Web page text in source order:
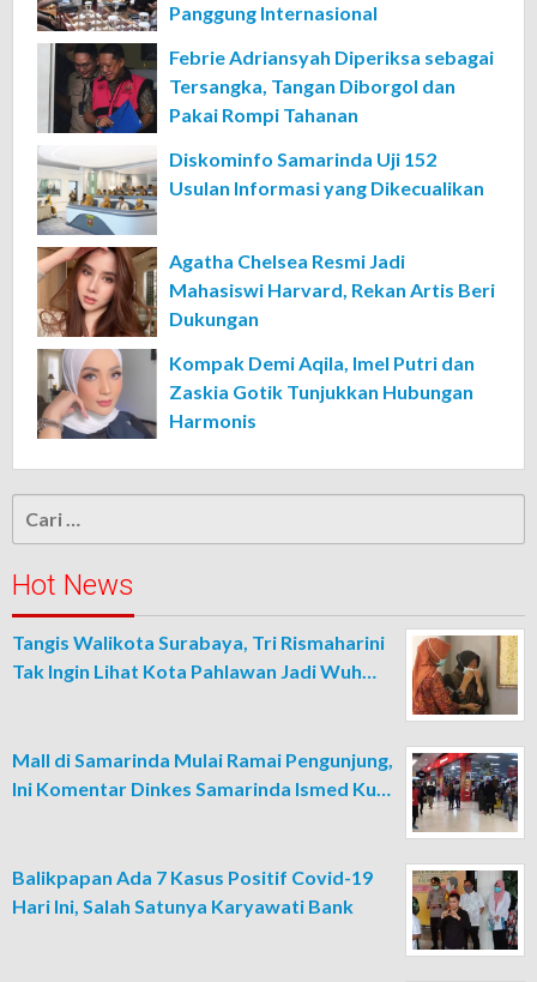
Panggung Internasional
Febrie Adriansyah Diperiksa sebagai
Tersangka, Tangan Diborgol dan
Pakai Rompi Tahanan
Diskominfo Samarinda Uji 152
Usulan Informasi yang Dikecualikan
Agatha Chelsea Resmi Jadi
Mahasiswi Harvard, Rekan Artis Beri
Dukungan
Kompak Demi Aqila, Imel Putri dan
Zaskia Gotik Tunjukkan Hubungan
Harmonis
Cari
untuk:
Hot News
Tangis Walikota Surabaya, Tri Rismaharini
Tak Ingin Lihat Kota Pahlawan Jadi Wuh…
Mall di Samarinda Mulai Ramai Pengunjung,
Ini Komentar Dinkes Samarinda Ismed Ku…
Balikpapan Ada 7 Kasus Positif Covid-19
Hari Ini, Salah Satunya Karyawati Bank